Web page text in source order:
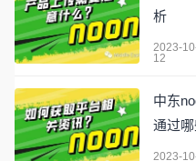
析
2023-
12
中东
通过哪
2023-